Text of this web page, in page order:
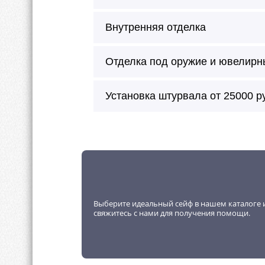
Возможна отделка любой
Внутренняя отделка
Внутренняя отделка возможна
Огромный ассортимент для
Большой каталог кожи,
Любой цвет.
Отделка под оружие и
Мы умеем делать внутреннюю
Установка штурвала от 25000
Выберите идеальный сейф в нашем каталоге
свяжитесь с нами для получения помощи.